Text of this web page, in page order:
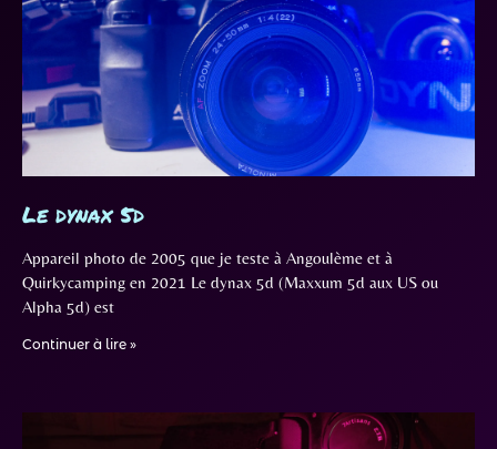
Le dynax 5d
Appareil photo de 2005 que je teste à Angoulème et à
Quirkycamping en 2021 Le dynax 5d (Maxxum 5d aux US ou
Alpha 5d) est
Continuer à lire »